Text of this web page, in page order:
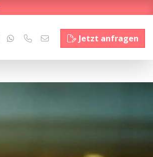
Jetzt anfragen